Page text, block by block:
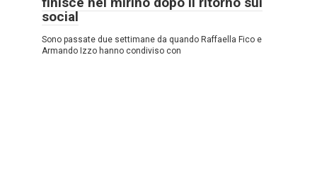
social
Sono passate due settimane da quando Raffaella Fico e
Armando Izzo hanno condiviso con